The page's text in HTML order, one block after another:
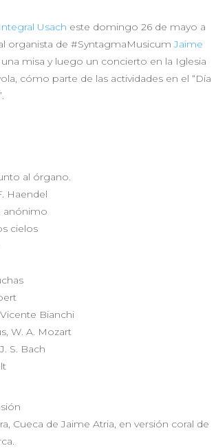
Usach este domingo 26 de mayo a
organista de #SyntagmaMusicumJaime
misa y luego un concierto en la Iglesia
cómo parte de las actividades en el “Día
al órgano.
Haendel
anónimo
cielos
Bianchi
W. A. Mozart
S. Bach
Cueca de Jaime Atria, en versión coral de